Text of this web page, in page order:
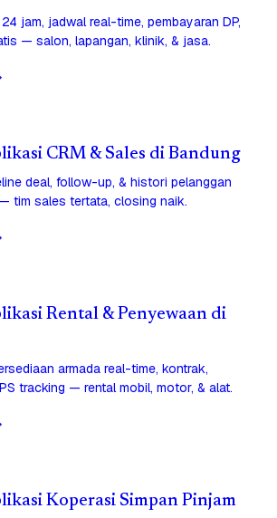
jam, jadwal real-time, pembayaran DP,
— salon, lapangan, klinik, & jasa.
CRM & Sales di Bandung
deal, follow-up, & histori pelanggan
tim sales tertata, closing naik.
Rental & Penyewaan di
armada real-time, kontrak,
tracking — rental mobil, motor, & alat.
Koperasi Simpan Pinjam